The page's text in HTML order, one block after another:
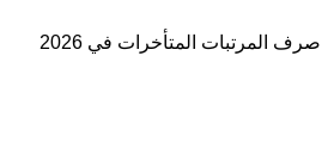
صرف المرتبات المتأخرات في 2026